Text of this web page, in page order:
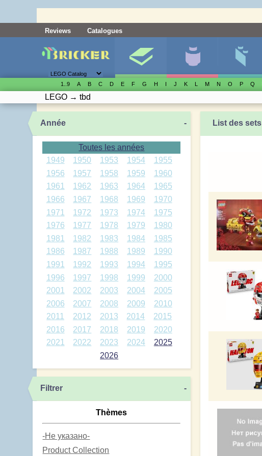
Reviews Catalogues
1..9 A B C D E F G H I J K L M N O P Q
LEGO → tbd
Année -
Toutes les années
1949
1950 1953 1954
1955
1956
1957 1958 1959
1960
1961
1962 1963 1964
1965
1966
1967 1968 1969
1970
1971
1972 1973 1974
1975
1976
1977 1978 1979
1980
1981
1982 1983 1984
1985
1986
1987 1988 1989
1990
1991
1992 1993 1994
1995
1996
1997 1998 1999
2000
2001
2002 2003 2004
2005
2006
2007 2008 2009
2010
2011
2012 2013 2014
2015
2016
2017 2018 2019
2020
2021
2022 2023 2024
2025
2026
Filtrer -
Thèmes
-Не указано-
Product Collection
List des sets